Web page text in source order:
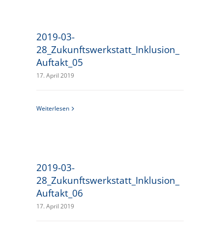
2019-03-
28_Zukunftswerkstatt_Inklusion_
Auftakt_05
17. April 2019
Weiterlesen
2019-03-
28_Zukunftswerkstatt_Inklusion_
Auftakt_06
17. April 2019